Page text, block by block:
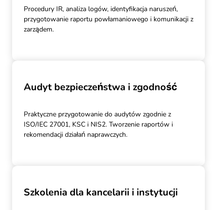
Procedury IR, analiza logów, identyfikacja naruszeń,
przygotowanie raportu powłamaniowego i komunikacji z
zarządem.
Audyt bezpieczeństwa i zgodność
Praktyczne przygotowanie do audytów zgodnie z
ISO/IEC 27001, KSC i NIS2. Tworzenie raportów i
rekomendacji działań naprawczych.
Szkolenia dla kancelarii i instytucji